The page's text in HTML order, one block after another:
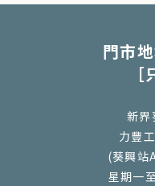
門市
新界
力豐
(葵興站
星期一